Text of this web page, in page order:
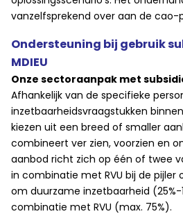
vanzelfsprekend over aan de cao-
Ondersteuning bij gebruik
MDIEU
Onze sectoraanpak met
Afhankelijk van de specifieke
inzetbaarheidsvraagstukken
kiezen uit een breed of smaller
combineert ver zien, voorzien en
aanbod richt zich op één of twee
in combinatie met RVU bij de pijler
om duurzame inzetbaarheid (25%-
combinatie met RVU (max. 75%).